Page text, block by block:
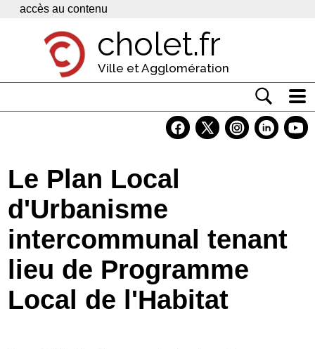
Panneau de gestion des cookies
accès au contenu
cholet.fr
Ville et Agglomération
Economie
Services
Contacts
Le Plan Local
d'Urbanisme
intercommunal tenant
lieu de Programme
Local de l'Habitat